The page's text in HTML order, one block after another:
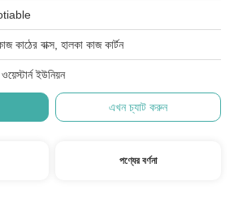
কাঠের বাক্স, হালকা কাজ কার্টন
ইউনিয়ন
এখন চ্যাট করুন
পণ্যের বর্ণনা